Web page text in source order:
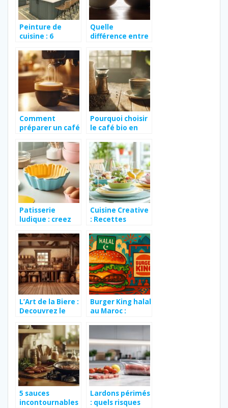
Peinture de
cuisine : 6
tendances en
2021 pour une
ambiance pastel
Quelle
différence entre
thé noir
Comment
préparer un café
avec des
capsules dolce
gusto
Pourquoi choisir
le café bio en
dégustation
authentique et
responsable
Patisserie
ludique : creez
rigolos avec
votre moule en
silicone
Cuisine Creative
: Recettes
Eblouir vos
Invites avec des
Legumes Grilles
en Croute
d’Epices
L’Art de la Biere :
Decouvrez le
Fabrication Bio
chez Biocoop
Lagarde
Burger King halal
au Maroc :
street‑food
maison
5 sauces
incontournables
Lardons périmés
: quels risques